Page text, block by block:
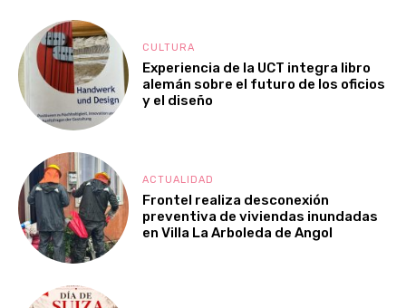
CULTURA
Experiencia de la UCT integra libro
alemán sobre el futuro de los oficios
y el diseño
ACTUALIDAD
Frontel realiza desconexión
preventiva de viviendas inundadas
en Villa La Arboleda de Angol